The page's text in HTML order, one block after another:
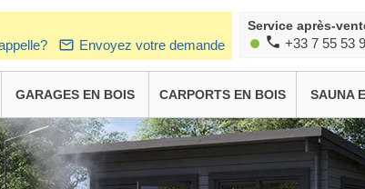
Envoyez votre demande
Service après-
+33 7 55 53
GARAGES EN BOIS CARPORTS EN BOIS SAUNA